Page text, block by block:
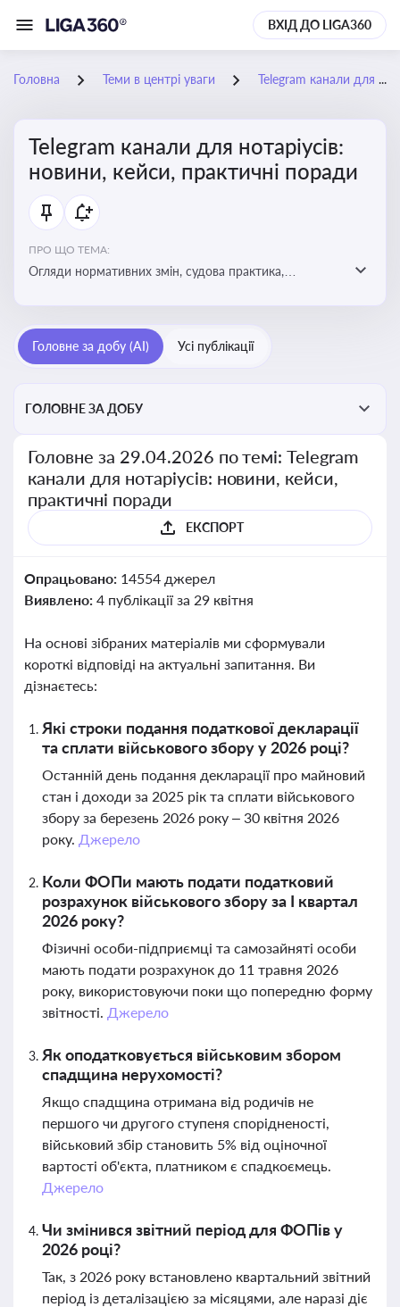
ВХІД ДО LIGA360
Головна Теми в центрі уваги Telegram канали для нотаріусів: новини, кейси, практичні поради
Telegram канали для нотаріусів:
новини, кейси, практичні поради
ПРО ЩО ТЕМА:
Огляди нормативних змін, судова практика,
нотаріусів
Головне за добу (AI) Усі публікації
ГОЛОВНЕ ЗА ДОБУ
Головне за 29.04.2026 по темі: Telegram
канали для нотаріусів: новини, кейси,
практичні поради
ЕКСПОРТ
Опрацьовано: 14554 джерел
Виявлено: 4 публікації за 29 квітня
На основі зібраних матеріалів ми сформували
короткі відповіді на актуальні запитання. Ви
дізнаєтесь:
Які строки подання податкової декларації
та сплати військового збору у 2026 році?
Останній день подання декларації про майновий
стан і доходи за 2025 рік та сплати військового
збору за березень 2026 року – 30 квітня 2026
року. Джерело
Коли ФОПи мають подати податковий
розрахунок військового збору за І квартал
2026 року?
Фізичні особи-підприємці та самозайняті особи
мають подати розрахунок до 11 травня 2026
року, використовуючи поки що попередню форму
звітності. Джерело
Як оподатковується військовим збором
спадщина нерухомості?
Якщо спадщина отримана від родичів не
першого чи другого ступеня спорідненості,
військовий збір становить 5% від оціночної
вартості об'єкта, платником є спадкоємець.
Джерело
Чи змінився звітний період для ФОПів у
2026 році?
Так, з 2026 року встановлено квартальний звітний
період із деталізацією за місяцями, але наразі діє